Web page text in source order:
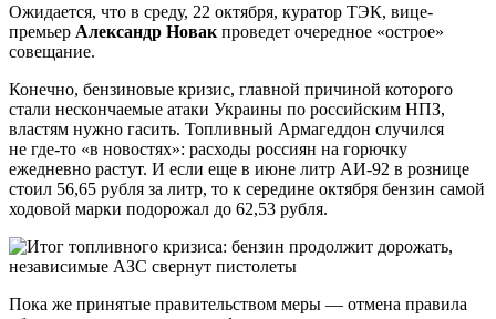
Ожидается, что в среду, 22 октября, куратор ТЭК, вице-
премьер Александр Новак проведет очередное «острое»
совещание.
Конечно, бензиновые кризис, главной причиной которого
стали нескончаемые атаки Украины по российским НПЗ,
властям нужно гасить. Топливный Армагеддон случился
не где-то «в новостях»: расходы россиян на горючку
ежедневно растут. И если еще в июне литр АИ-92 в рознице
стоил 56,65 рубля за литр, то к середине октября бензин самой
ходовой марки подорожал до 62,53 рубля.
Пока же принятые правительством меры — отмена правила